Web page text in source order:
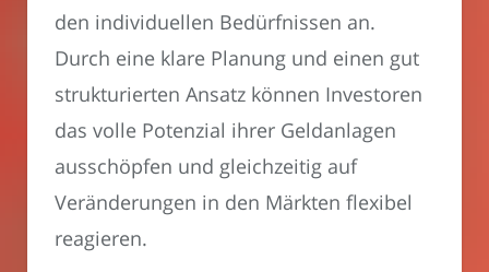
den individuellen Bedürfnissen an.
Durch eine klare Planung und einen gut
strukturierten Ansatz können Investoren
das volle Potenzial ihrer Geldanlagen
ausschöpfen und gleichzeitig auf
Veränderungen in den Märkten flexibel
reagieren.